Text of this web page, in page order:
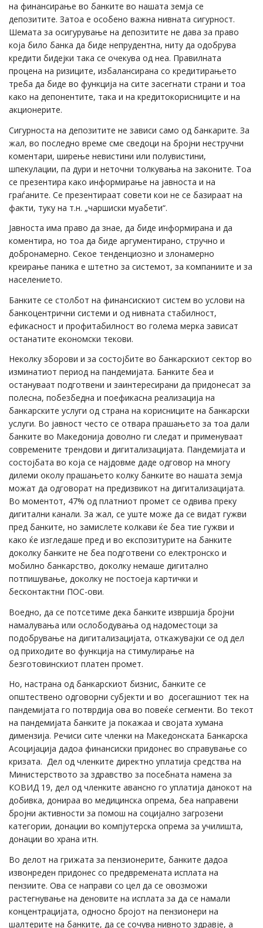
на финансирање во банките во нашата земја се
депозитите. Затоа е особено важна нивната сигурност.
Шемата за осигурување на депозитите не дава за право
која било банка да биде непрудентна, ниту да одобрува
кредити бидејки така се очекува од неа. Правилната
процена на ризиците, избалансирана со кредитирањето
треба да биде во функција на сите засегнати страни и тоа
како на депонентите, така и на кредитокорисниците и на
акционерите.
Сигурноста на депозитите не зависи само од банкарите. За
жал, вo последно време сме сведоци на бројни нестручни
коментари, ширење невистини или полувистини,
шпекулации, па дури и неточни толкувања на законите. Тоа
се презентира како информирање на јавноста и на
граѓаните. Се презентираат совети кои не се базираат на
факти, туку на т.н. „чаршиски муабети“.
Јавноста има право да знае, да биде информирана и да
коментира, но тоа да биде аргументирано, стручно и
добронамерно. Секое тенденциозно и злонамерно
креирање паника е штетно за системот, за компаниите и за
населението.
Банките се столбот на финансискиот систем во услови на
банкоцентрични системи и од нивната стабилност,
ефикасност и профитабилност во голема мерка зависат
останатите економски текови.
Неколку зборови и за состојбите во банкарскиот сектор во
изминатиот период на пандемијата. Банките беа и
остануваат подготвени и заинтересирани да придонесат за
полесна, побезбедна и поефикасна реализација на
банкарските услуги од страна на корисниците на банкарски
услуги. Во јавност често се отвара прашањето за тоа дали
банките во Македонија доволно ги следат и применуваат
современите трендови и дигитализацијата. Пандемијата и
состојбата во која се најдовме даде одговор на многу
дилеми околу прашањето колку банките во нашата земја
можат да одговорат на предизвикот на дигитализацијата.
Во моментот, 47% од платниот промет се одвива преку
дигитални канали. За жал, се уште може да се видат гужви
пред банките, но замислете колкави ќе беа тие гужви и
како ќе изгледаше пред и во експозитурите на банките
доколку банките не беа подготвени со електронско и
мобилно банкарство, доколку немаше дигитално
потпишување, доколку не постоеја картички и
бесконтактни ПОС-ови.
Воедно, да се потсетиме дека банките извршија бројни
намалувања или ослободувања од надоместоци за
подобрување на дигитализацијата, откажувајки се од дел
од приходите во функција на стимулирање на
безготовинскиот платен промет.
Но, настрана од банкарскиот бизнис, банките се
општествено одговорни субјекти и во досегашниот тек на
пандемијата го потврдија ова во повеќе сегменти. Во текот
на пандемијата банките ја покажаа и својата хумана
димензија. Речиси сите членки на Македонската Банкарска
Асоцијација дадоа финансиски придонес во справување со
кризата. Дел од членките директно уплатија средства на
Министерството за здравство за посебната намена за
КОВИД 19, дел од членките авансно го уплатија данокот на
добивка, донираа во медицинска опрема, беа направени
бројни активности за помош на социјално загрозени
категории, донации во компјутерска опрема за училишта,
донации во храна итн.
Во делот на грижата за пензионерите, банките дадоа
извонреден придонес со предвремената исплата на
пензиите. Ова се направи со цел да се овозможи
растегнување на деновите на исплата за да се намали
концентрацијата, односно бројот на пензионери на
шалтерите на банките, да се сочува нивното здравје, а